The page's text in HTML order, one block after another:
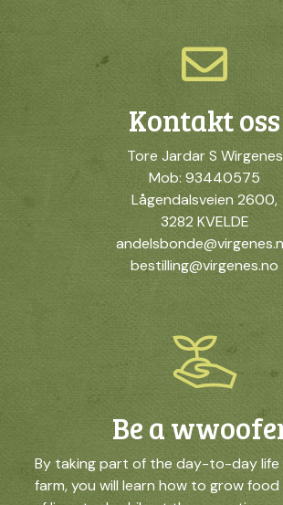
Kontakt oss
Tore Jardar S Wirgenes
Mob: 93440575
Lågendalsveien 2600,
3282 KVELDE
bestilling@virgenes.no
Be a
By taking part of the day-to-day life
farm, you will learn how to grow